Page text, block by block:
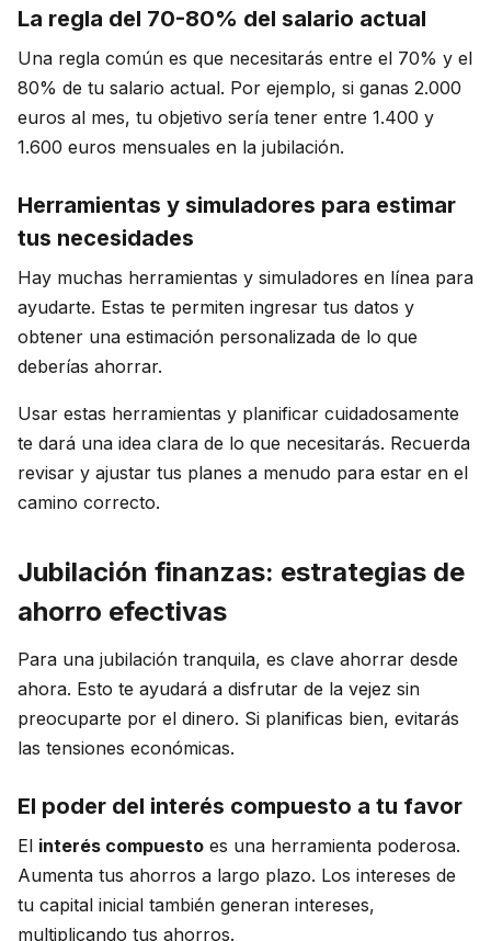
La regla del 70-80% del salario actual
Una regla común es que necesitarás entre el 70% y el
80% de tu salario actual. Por ejemplo, si ganas 2.000
euros al mes, tu objetivo sería tener entre 1.400 y
1.600 euros mensuales en la jubilación.
Herramientas y simuladores para estimar
tus necesidades
Hay muchas herramientas y simuladores en línea para
ayudarte. Estas te permiten ingresar tus datos y
obtener una estimación personalizada de lo que
deberías ahorrar.
Usar estas herramientas y planificar cuidadosamente
te dará una idea clara de lo que necesitarás. Recuerda
revisar y ajustar tus planes a menudo para estar en el
camino correcto.
Jubilación finanzas: estrategias de
ahorro efectivas
Para una jubilación tranquila, es clave ahorrar desde
ahora. Esto te ayudará a disfrutar de la vejez sin
preocuparte por el dinero. Si planificas bien, evitarás
las tensiones económicas.
El poder del interés compuesto a tu favor
El interés compuesto es una herramienta poderosa.
Aumenta tus ahorros a largo plazo. Los intereses de
tu capital inicial también generan intereses,
multiplicando tus ahorros.